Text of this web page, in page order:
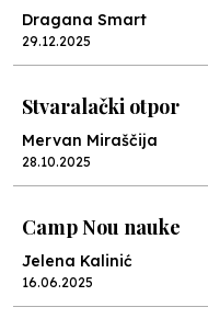
Dragana Smart
29.12.2025
Stvaralački otpor
Mervan Miraščija
28.10.2025
Camp Nou nauke
Jelena Kalinić
16.06.2025